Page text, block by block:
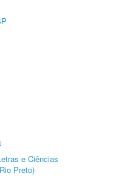
e Ciências
Preto)